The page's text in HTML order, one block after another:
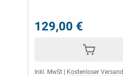
129,00 €
Inkl. MwSt Kostenloser Versand